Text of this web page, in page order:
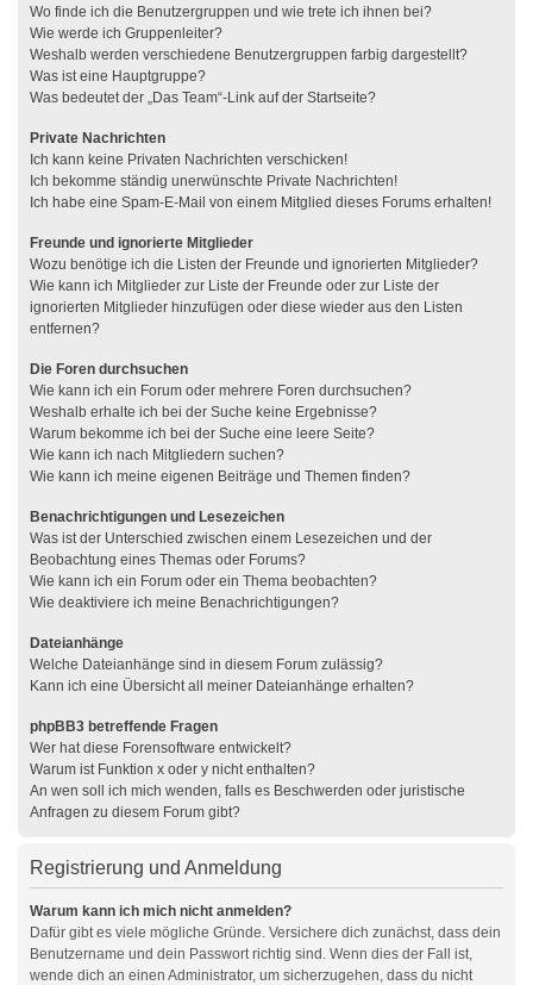
Wo finde ich die Benutzergruppen und wie trete ich ihnen bei?
Wie werde ich Gruppenleiter?
Weshalb werden verschiedene Benutzergruppen farbig dargestellt?
Was ist eine Hauptgruppe?
Was bedeutet der „Das Team“-Link auf der Startseite?
Private Nachrichten
Ich kann keine Privaten Nachrichten verschicken!
Ich bekomme ständig unerwünschte Private Nachrichten!
Ich habe eine Spam-E-Mail von einem Mitglied dieses Forums erhalten!
Freunde und ignorierte Mitglieder
Wozu benötige ich die Listen der Freunde und ignorierten Mitglieder?
Wie kann ich Mitglieder zur Liste der Freunde oder zur Liste der
ignorierten Mitglieder hinzufügen oder diese wieder aus den Listen
entfernen?
Die Foren durchsuchen
Wie kann ich ein Forum oder mehrere Foren durchsuchen?
Weshalb erhalte ich bei der Suche keine Ergebnisse?
Warum bekomme ich bei der Suche eine leere Seite?
Wie kann ich nach Mitgliedern suchen?
Wie kann ich meine eigenen Beiträge und Themen finden?
Benachrichtigungen und Lesezeichen
Was ist der Unterschied zwischen einem Lesezeichen und der
Beobachtung eines Themas oder Forums?
Wie kann ich ein Forum oder ein Thema beobachten?
Wie deaktiviere ich meine Benachrichtigungen?
Dateianhänge
Welche Dateianhänge sind in diesem Forum zulässig?
Kann ich eine Übersicht all meiner Dateianhänge erhalten?
phpBB3 betreffende Fragen
Wer hat diese Forensoftware entwickelt?
Warum ist Funktion x oder y nicht enthalten?
An wen soll ich mich wenden, falls es Beschwerden oder juristische
Anfragen zu diesem Forum gibt?
Registrierung und Anmeldung
Warum kann ich mich nicht anmelden?
Dafür gibt es viele mögliche Gründe. Versichere dich zunächst, dass dein
Benutzername und dein Passwort richtig sind. Wenn dies der Fall ist,
wende dich an einen Administrator, um sicherzugehen, dass du nicht